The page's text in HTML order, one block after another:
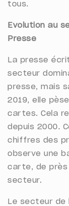
tous.
Evolution au
Presse
La presse
secteur
presse, mais
2019, elle
cartes. Cela
depuis 2000.
chiffres des
observe une
carte, de près
secteur.
Le secteur de